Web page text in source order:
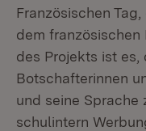
Französischen
dem
des Projekts ist es,
Botschafterinnen
und seine Sprache
schulintern